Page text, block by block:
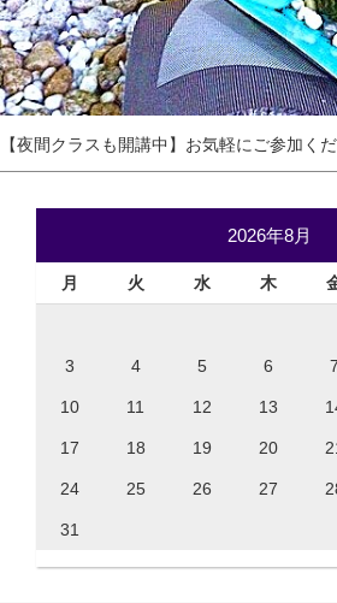
【夜間クラスも開講中】お気軽にご参加く
2026年8月
月 火 水 木
3 4 5 6 7
10 11 12 13
17 18 19 20
24 25 26 27
31